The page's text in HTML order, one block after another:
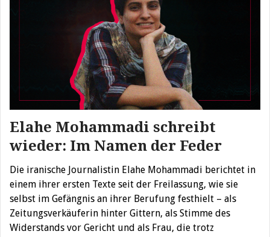
Elahe Mohammadi schreibt
wieder: Im Namen der Feder
Die iranische Journalistin Elahe Mohammadi berichtet in
einem ihrer ersten Texte seit der Freilassung, wie sie
selbst im Gefängnis an ihrer Berufung festhielt – als
Zeitungsverkäuferin hinter Gittern, als Stimme des
Widerstands vor Gericht und als Frau, die trotz